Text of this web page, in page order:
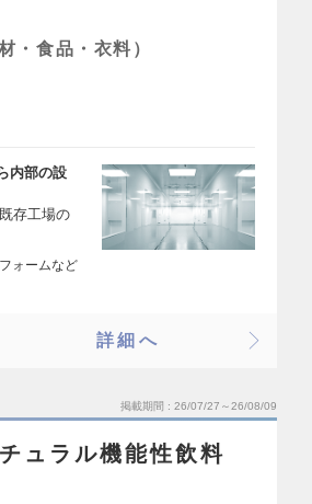
・食品・衣料）
内部の設
存工場の
ォームなど
詳細へ
掲載期間 26/07/27～26/08/09
ュラル機能性飲料